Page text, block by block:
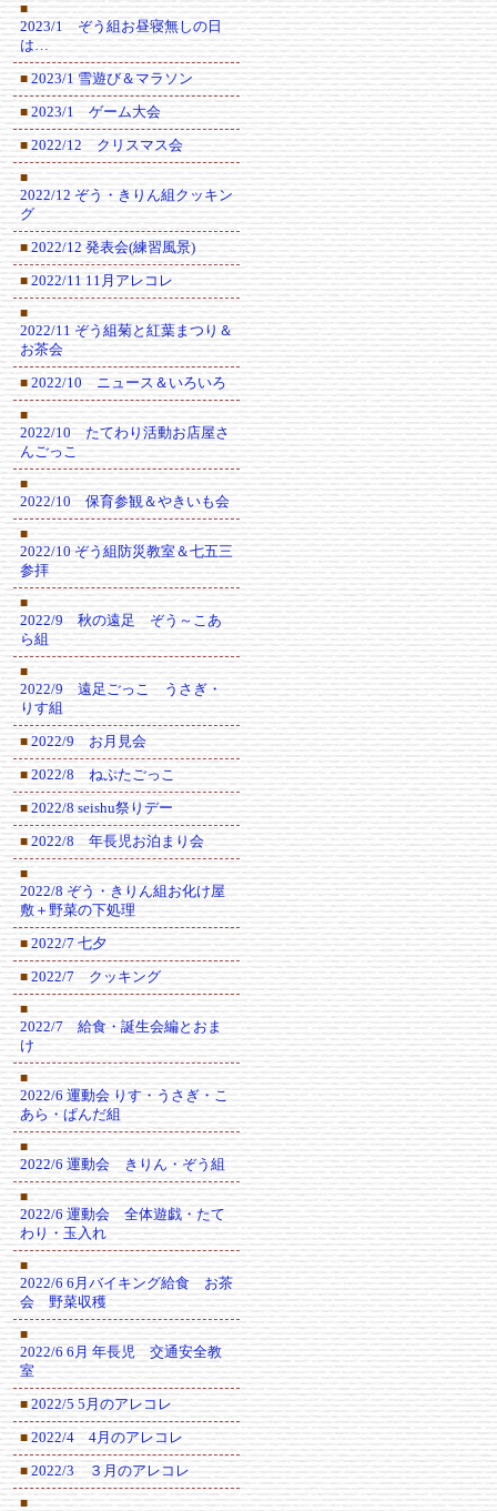
■
2023/1 ぞう組お昼寝無しの日
は…
■ 2023/1 雪遊び＆マラソン
■ 2023/1 ゲーム大会
■ 2022/12 クリスマス会
■
2022/12 ぞう・きりん組クッキン
グ
■ 2022/12 発表会(練習風景)
■ 2022/11 11月アレコレ
■
2022/11 ぞう組菊と紅葉まつり＆
お茶会
■ 2022/10 ニュース＆いろいろ
■
2022/10 たてわり活動お店屋さ
んごっこ
■
2022/10 保育参観＆やきいも会
■
2022/10 ぞう組防災教室＆七五三
参拝
■
2022/9 秋の遠足 ぞう～こあ
ら組
■
2022/9 遠足ごっこ うさぎ・
りす組
■ 2022/9 お月見会
■ 2022/8 ねぷたごっこ
■ 2022/8 seishu祭りデー
■ 2022/8 年長児お泊まり会
■
2022/8 ぞう・きりん組お化け屋
敷＋野菜の下処理
■ 2022/7 七夕
■ 2022/7 クッキング
■
2022/7 給食・誕生会編とおま
け
■
2022/6 運動会 りす・うさぎ・こ
あら・ぱんだ組
■
2022/6 運動会 きりん・ぞう組
■
2022/6 運動会 全体遊戯・たて
わり・玉入れ
■
2022/6 6月バイキング給食 お茶
会 野菜収穫
■
2022/6 6月 年長児 交通安全教
室
■ 2022/5 5月のアレコレ
■ 2022/4 4月のアレコレ
■ 2022/3 ３月のアレコレ
■